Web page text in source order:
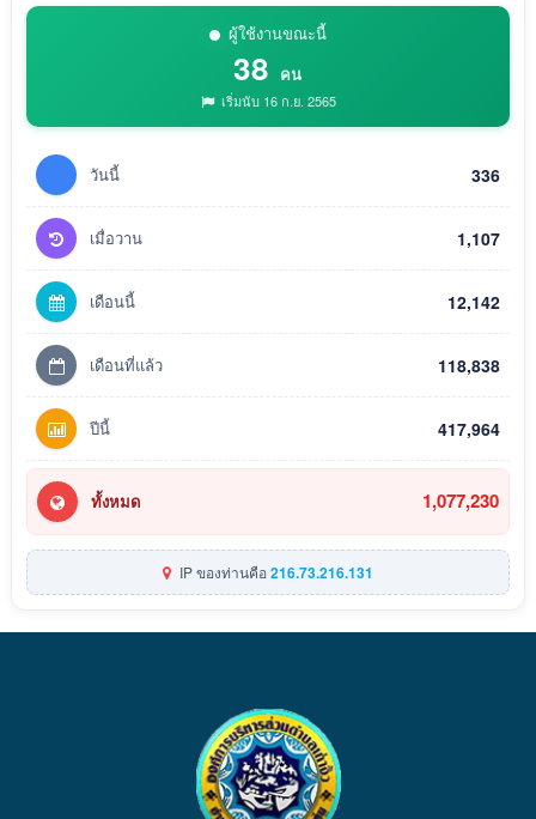
ผู้ใช้งานขณะนี้
38 คน
เริ่มนับ 16 ก.ย. 2565
วันนี้ 336
เมื่อวาน 1,107
เดือนนี้ 12,142
เดือนที่แล้ว 118,838
ปีนี้ 417,964
ทั้งหมด 1,077,230
IP ของท่านคือ216.73.216.131